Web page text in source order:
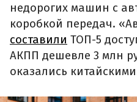
недорогих машин с
коробкой передач.
составили ТОП-5
АКПП дешевле 3 млн
оказались